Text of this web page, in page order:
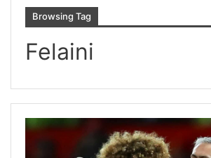
Browsing Tag
Felaini